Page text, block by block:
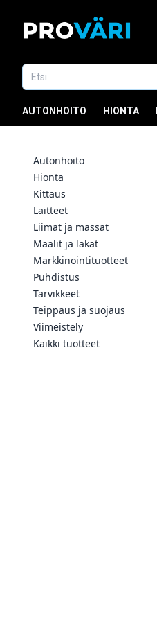
AUTONHOITO HIONTA
Autonhoito
Hionta
Kittaus
Laitteet
Liimat ja massat
Maalit ja lakat
Markkinointituotteet
Puhdistus
Tarvikkeet
Teippaus ja suojaus
Viimeistely
Kaikki tuotteet